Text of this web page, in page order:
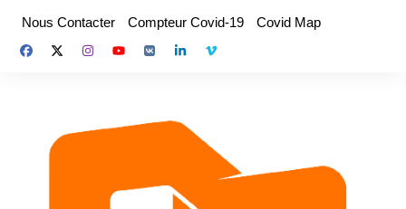
contenu
Nous Contacter Compteur Covid-19 Covid Map